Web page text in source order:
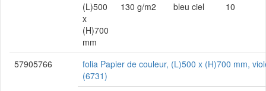
(L)500
x
(H)700
mm
130 g/m2 bleu ciel 10
57905766
folia Papier de couleur, (L)500 x (H)700 mm,
(6731)